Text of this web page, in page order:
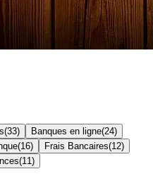
(33) Banques en ligne(24)
(16) Frais Bancaires(12)
(11 )